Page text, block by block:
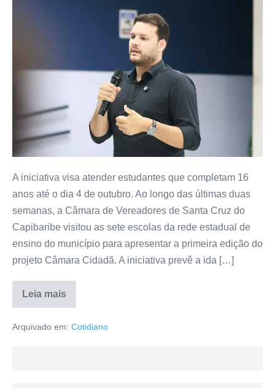
A iniciativa visa atender estudantes que completam 16
anos até o dia 4 de outubro. Ao longo das últimas duas
semanas, a Câmara de Vereadores de Santa Cruz do
Capibaribe visitou as sete escolas da rede estadual de
ensino do município para apresentar a primeira edição do
projeto Câmara Cidadã. A iniciativa prevê a ida […]
Leia mais
Arquivado em: Cotidiano